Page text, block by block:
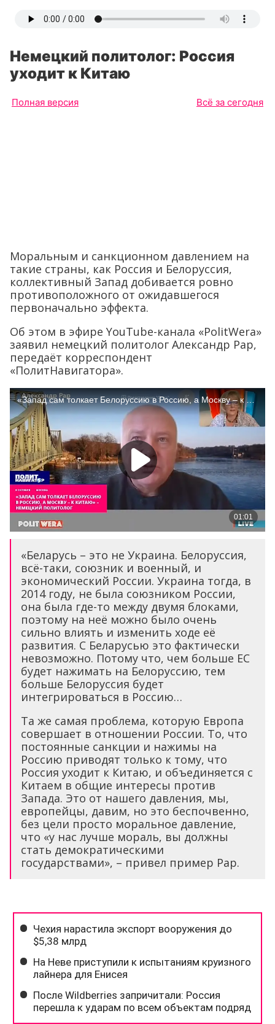
Немецкий политолог: Россия
уходит к Китаю
Полная версия Всё за сегодня
Моральным и санкционном давлением на
такие страны, как Россия и Белоруссия,
коллективный Запад добивается ровно
противоположного от ожидавшегося
первоначально эффекта.
Об этом в эфире YouTube-канала «PolitWera»
заявил немецкий политолог Александр Рар,
передаёт корреспондент
«ПолитНавигатора».
«Беларусь – это не Украина. Белоруссия,
всё-таки, союзник и военный, и
экономический России. Украина тогда, в
2014 году, не была союзником России,
она была где-то между двумя блоками,
поэтому на неё можно было очень
сильно влиять и изменить ходе её
развития. С Беларусью это фактически
невозможно. Потому что, чем больше ЕС
будет нажимать на Белоруссию, тем
больше Белоруссия будет
интегрироваться в Россию…
Та же самая проблема, которую Европа
совершает в отношении России. То, что
постоянные санкции и нажимы на
Россию приводят только к тому, что
Россия уходит к Китаю, и объединяется с
Китаем в общие интересы против
Запада. Это от нашего давления, мы,
европейцы, давим, но это беспочвенно,
без цели просто моральное давление,
что «у нас лучше мораль, вы должны
стать демократическими
государствами», – привел пример Рар.